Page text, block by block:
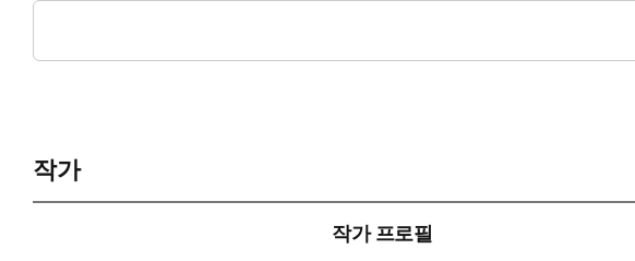
는 것이다. 현우가 시험에서 한 문제를 틀려 엄마에게 혼난 날에도 그 아이는 현우를
“공부 잘하는 애들이지. 우리 반에 있는 바보 같은 애들 말고, 정말 머리가 좋은 애들
나는 그 아이에게 엄마가 내게 늘 하는 이야기를 그대로 말해 주었다.
작가
작가 프로필